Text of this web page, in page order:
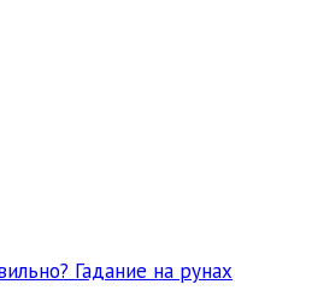
Гадание на рунах